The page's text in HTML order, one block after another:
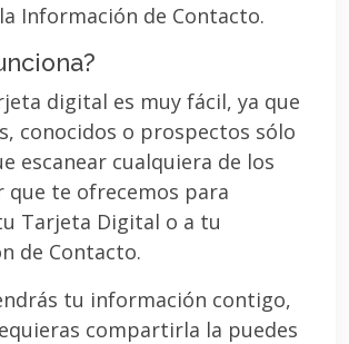
Información de Contacto.
digital es muy fácil, ya que
conocidos o prospectos sólo
escanear cualquiera de los
que te ofrecemos para
Tarjeta Digital o a tu
de Contacto.
tu información contigo,
compartirla la puedes